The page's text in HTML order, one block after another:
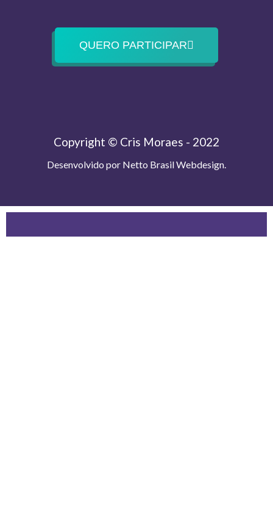
QUERO PARTICIPAR
Copyright © Cris Moraes - 2022
Desenvolvido por Netto Brasil Webdesign.